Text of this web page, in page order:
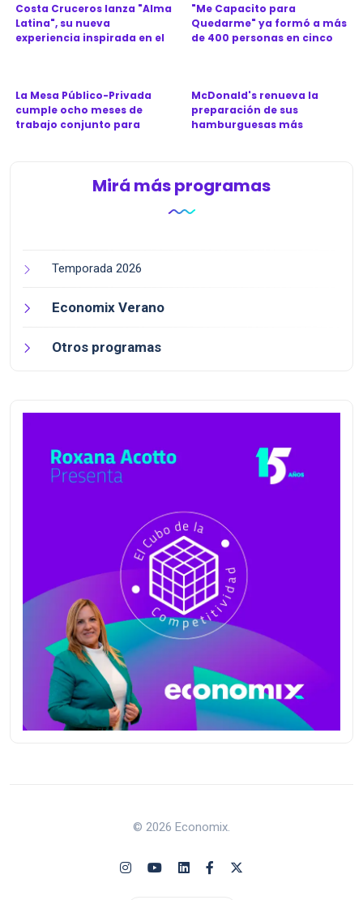
Costa Cruceros lanza "Alma
Latina", su nueva
experiencia inspirada en el
"Me Capacito para
Quedarme" ya formó a más
de 400 personas en cinco
La Mesa Público-Privada
cumple ocho meses de
trabajo conjunto para
McDonald's renueva la
preparación de sus
hamburguesas más
Mirá más programas
Temporada 2026
Economix Verano
Otros programas
© 2026 Economix.